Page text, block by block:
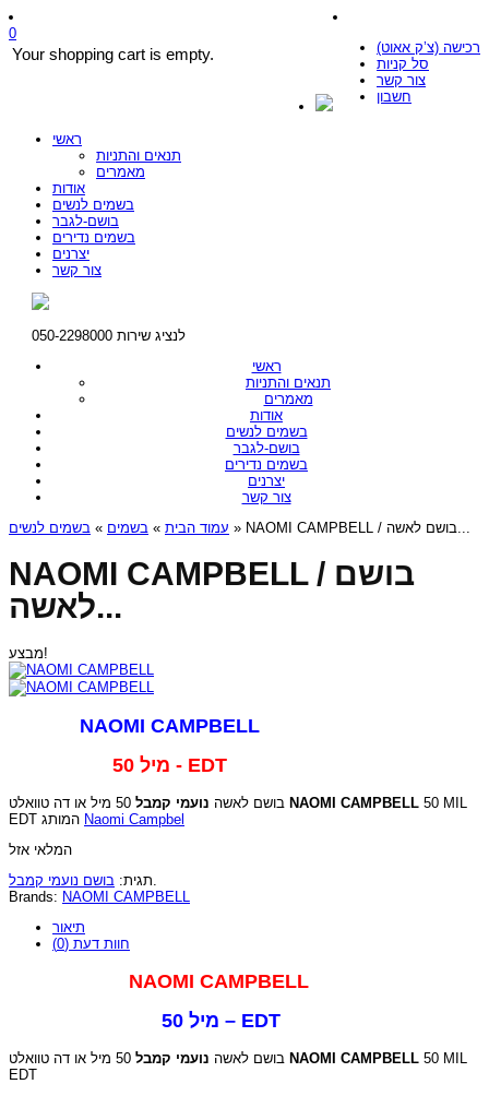
רכישה (צ’ק אאוט)
סל קניות
צור קשר
חשבון
0
Your shopping cart is empty.
ראשי
תנאים והתניות
מאמרים
אודות
בשמים לנשים
בושם-לגבר
בשמים נדירים
יצרנים
צור קשר
לנציג שירות 050-2298000
ראשי
תנאים והתניות
מאמרים
אודות
בשמים לנשים
בושם-לגבר
בשמים נדירים
יצרנים
צור קשר
עמוד הבית » בשמים » בשמים לנשים » NAOMI CAMPBELL / בושם לאשה...
NAOMI CAMPBELL / בושם
לאשה...
מבצע!
NAOMI CAMPBELL
50 מיל - EDT
בושם לאשה נועמי קמבל NAOMI CAMPBELL 50 MIL
Naomi Campbel
המלאי אזל
תגית: בושם נועמי קמבל
.
Brands: NAOMI CAMPBELL
תיאור
חוות דעת (0)
NAOMI CAMPBELL
50 מיל – EDT
בושם לאשה נועמי קמבל NAOMI CAMPBELL 50 MIL
EDT